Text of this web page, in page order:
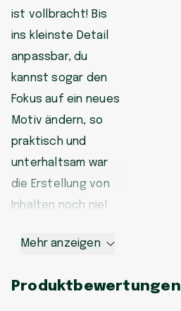
ist vollbracht! Bis
ins kleinste Detail
anpassbar, du
kannst sogar den
Fokus auf ein neues
Motiv ändern, so
praktisch und
unterhaltsam war
die Erstellung von
Inhalten noch nie!
Mehr anzeigen
Produktbewertungen